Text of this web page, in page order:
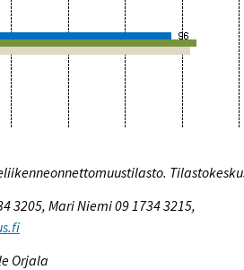
3205, Mari Niemi 09 1734 3215,
Orjala